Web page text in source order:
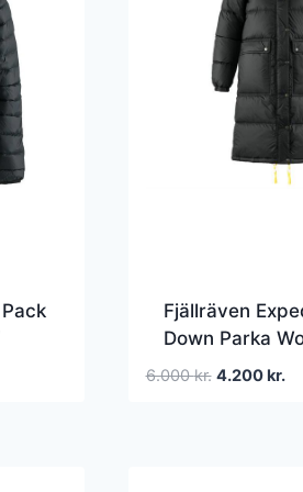
Fjällräven
Down Parka
Black
6.000kr. Den
4.200kr.Den